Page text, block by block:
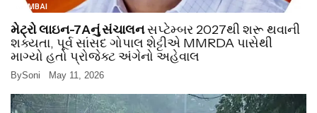
MUMBAI
મેટ્રો લાઇન-7Aનું સંચાલનસપ્ટેમ્બર 2027થી શરૂ થવાની
શક્યતા, પૂર્વ સાંસદ ગોપાલ શેટ્ટીએ MMRDA પાસેથી
માગ્યો હતો પ્રોજેક્ટ અંગેનો અહેવાલ
BySoni May 11, 2026